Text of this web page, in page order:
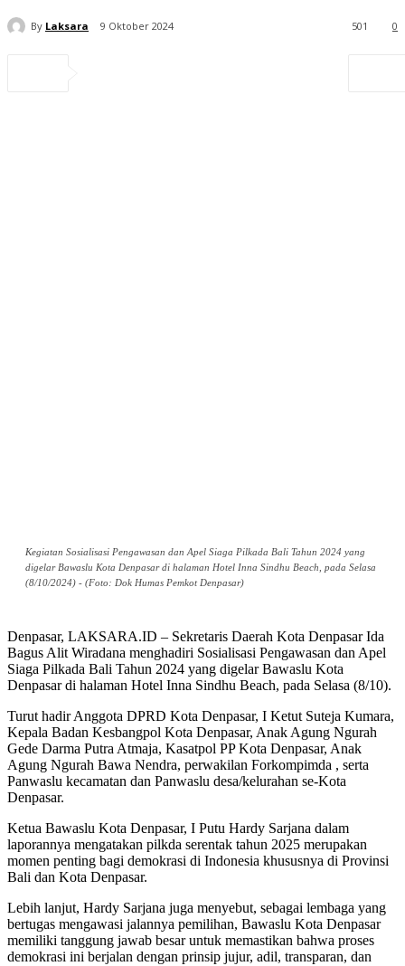
By Laksara 9 Oktober 2024 0
501
Kegiatan Sosialisasi Pengawasan dan Apel Siaga Pilkada Bali Tahun 2024 yang
digelar Bawaslu Kota Denpasar di halaman Hotel Inna Sindhu Beach, pada Selasa
(8/10/2024) - (Foto: Dok Humas Pemkot Denpasar)
Denpasar, LAKSARA.ID – Sekretaris Daerah Kota Denpasar Ida
Bagus Alit Wiradana menghadiri Sosialisasi Pengawasan dan Apel
Siaga Pilkada Bali Tahun 2024 yang digelar Bawaslu Kota
Denpasar di halaman Hotel Inna Sindhu Beach, pada Selasa (8/10).
Turut hadir Anggota DPRD Kota Denpasar, I Ketut Suteja Kumara,
Kepala Badan Kesbangpol Kota Denpasar, Anak Agung Ngurah
Gede Darma Putra Atmaja, Kasatpol PP Kota Denpasar, Anak
Agung Ngurah Bawa Nendra, perwakilan Forkompimda , serta
Panwaslu kecamatan dan Panwaslu desa/kelurahan se-Kota
Denpasar.
Ketua Bawaslu Kota Denpasar, I Putu Hardy Sarjana dalam
laporannya mengatakan pilkda serentak tahun 2025 merupakan
momen penting bagi demokrasi di Indonesia khususnya di Provinsi
Bali dan Kota Denpasar.
Lebih lanjut, Hardy Sarjana juga menyebut, sebagai lembaga yang
bertugas mengawasi jalannya pemilihan, Bawaslu Kota Denpasar
memiliki tanggung jawab besar untuk memastikan bahwa proses
demokrasi ini berjalan dengan prinsip jujur, adil, transparan, dan